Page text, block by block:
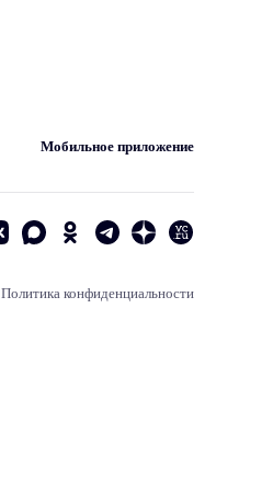
Мобильное приложение
Политика конфиденциальности